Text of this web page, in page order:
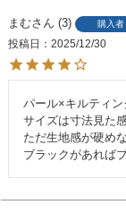
まむ 3 購入者
投稿日
2025/12/30
パール×キルティン
サイズは寸法見た
ただ生地感が硬め
ブラックがあれば